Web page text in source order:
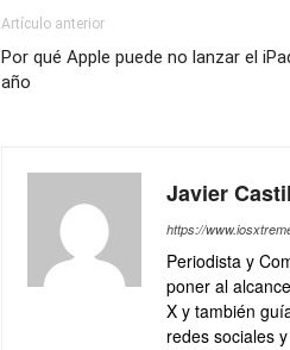
Artículo anterior
Por qué Apple puede no lanzar el
año
Javier
https://
Periodista y
poner al
X y también
redes sociales